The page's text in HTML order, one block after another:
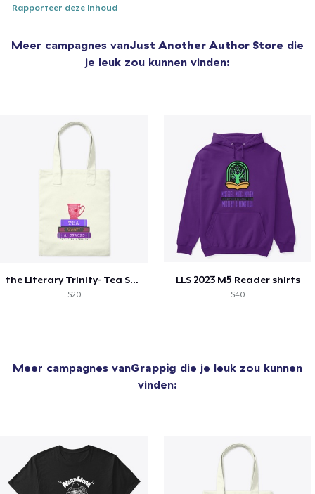
Rapporteer deze inhoud
Meer campagnes vanJust Another Author Store die
je leuk zou kunnen vinden:
the Literary Trinity- Tea Style!
$20
LLS 2023 M5 Reader shirts
$40
Meer campagnes vanGrappig die je leuk zou kunnen
vinden: